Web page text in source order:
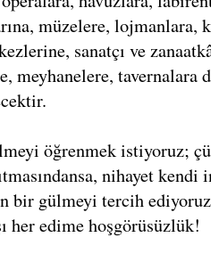
müzelere, lojmanlara,
sanatçı ve
meyhanelere, tavernalara
öğrenmek istiyoruz;
nihayet kendi
bir gülmeyi tercih
her edime hoşgörüsüzlük!